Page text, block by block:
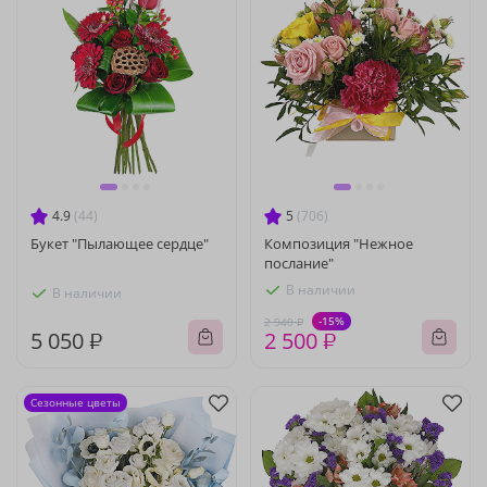
4.9 (44)
Букет "Пылающее сердце"
В наличии
5 050 ₽
5 (706)
Композиция "Нежное
послание"
В наличии
2 940 ₽ -15%
2 500 ₽
Сезонные цветы